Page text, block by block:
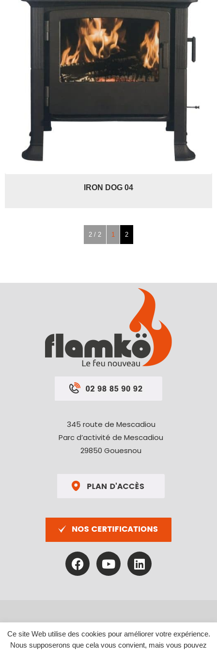
IRON DOG 04
2 / 2 1 2
345 route de Mescadiou
Parc d’activité de Mescadiou
29850 Gouesnou
Mentions légales Politique de confidentialité
Ce site Web utilise des cookies pour améliorer votre expérience.
Nous supposerons que cela vous convient, mais vous pouvez